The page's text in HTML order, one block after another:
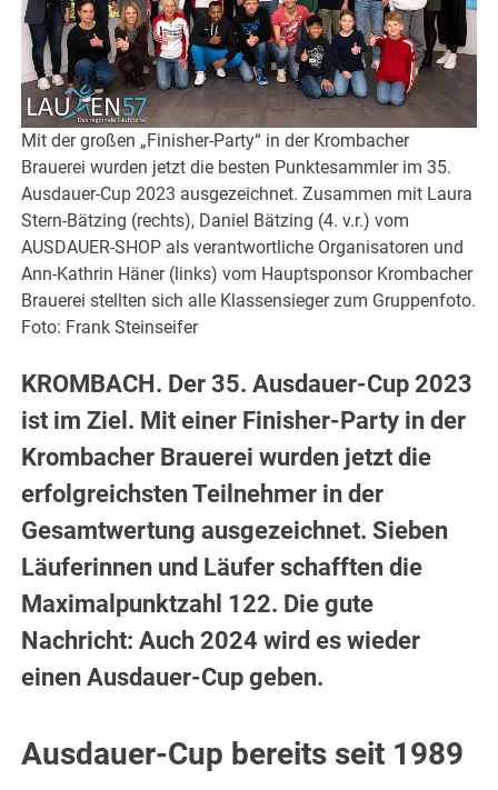
Mit der großen „Finisher-Party“ in der Krombacher
Brauerei wurden jetzt die besten Punktesammler im 35.
Ausdauer-Cup 2023 ausgezeichnet. Zusammen mit Laura
Stern-Bätzing (rechts), Daniel Bätzing (4. v.r.) vom
AUSDAUER-SHOP als verantwortliche Organisatoren und
Ann-Kathrin Häner (links) vom Hauptsponsor Krombacher
Brauerei stellten sich alle Klassensieger zum Gruppenfoto.
Foto: Frank Steinseifer
KROMBACH. Der 35. Ausdauer-Cup 2023
ist im Ziel. Mit einer Finisher-Party in der
Krombacher Brauerei wurden jetzt die
erfolgreichsten Teilnehmer in der
Gesamtwertung ausgezeichnet. Sieben
Läuferinnen und Läufer schafften die
Maximalpunktzahl 122. Die gute
Nachricht: Auch 2024 wird es wieder
einen Ausdauer-Cup geben.
Ausdauer-Cup bereits seit 1989